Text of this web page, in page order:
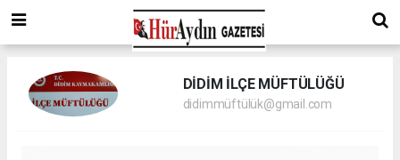
DİDİM İLÇE MÜFTÜLÜĞÜ
didimmüftülük@gmail.com